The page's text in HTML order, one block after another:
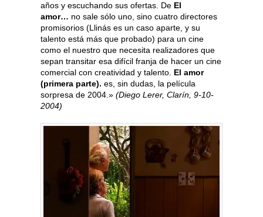
años y escuchando sus ofertas. De El
amor… no sale sólo uno, sino cuatro directores
promisorios (Llinás es un caso aparte, y su
talento está más que probado) para un cine
como el nuestro que necesita realizadores que
sepan transitar esa difícil franja de hacer un cine
comercial con creatividad y talento. El amor
(primera parte). es, sin dudas, la película
sorpresa de 2004.» (Diego Lerer, Clarín, 9-10-
2004)